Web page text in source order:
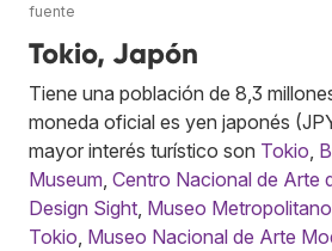
fuente
Tokio, Japón
Tiene una población de 8,3
moneda oficial es yen japonés
mayor interés turístico son Tokio
Museum Centro Nacional de Arte
Design Sight Museo
Tokio Museo Nacional de Arte